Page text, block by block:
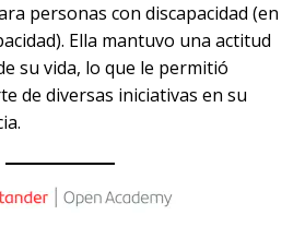
personas con discapacidad (en
Ella mantuvo una actitud
su vida, lo que le permitió
de diversas iniciativas en su